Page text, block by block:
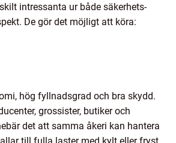
intressanta ur både säkerhets-
De gör det möjligt att köra:
hög fyllnadsgrad och bra skydd.
grossister, butiker och
det att samma åkeri kan hantera
till fulla laster med kylt eller fryst